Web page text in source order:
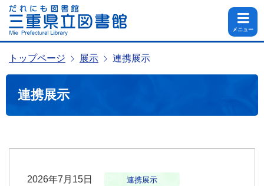
メニュー
トップページ 展示 連携展示
連携展示
2026年7月15日 連携展示